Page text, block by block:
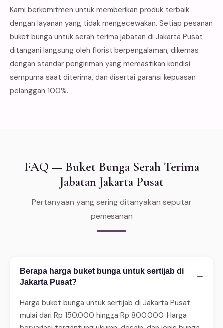
Kami berkomitmen untuk memberikan produk terbaik
dengan layanan yang tidak mengecewakan. Setiap pesanan
buket bunga untuk serah terima jabatan di Jakarta Pusat
ditangani langsung oleh florist berpengalaman, dikemas
dengan standar pengiriman yang memastikan kondisi
sempurna saat diterima, dan disertai garansi kepuasan
pelanggan 100%.
FAQ — Buket Bunga Serah Terima
Jabatan Jakarta Pusat
Pertanyaan yang sering ditanyakan seputar
pemesanan
Berapa harga buket bunga untuk sertijab di
Jakarta Pusat?
−
Harga buket bunga untuk sertijab di Jakarta Pusat
mulai dari Rp 150.000 hingga Rp 800.000. Harga